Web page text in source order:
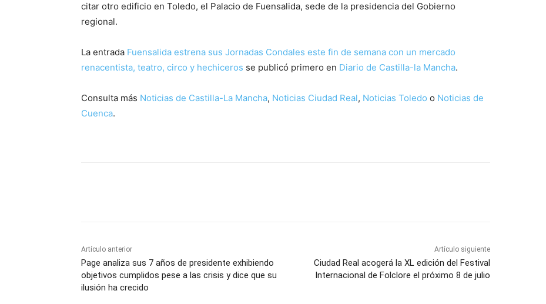
citar otro edificio en Toledo, el Palacio de Fuensalida, sede de la presidencia del Gobierno
regional.
La entrada Fuensalida estrena sus Jornadas Condales este fin de semana con un mercado
renacentista, teatro, circo y hechiceros se publicó primero en Diario de Castilla-la Mancha.
Consulta más Noticias de Castilla-La Mancha, Noticias Ciudad Real, Noticias Toledo o Noticias de
Cuenca.
Artículo anterior
Page analiza sus 7 años de presidente exhibiendo
objetivos cumplidos pese a las crisis y dice que su
ilusión ha crecido
Artículo siguiente
Ciudad Real acogerá la XL edición del Festival
Internacional de Folclore el próximo 8 de julio